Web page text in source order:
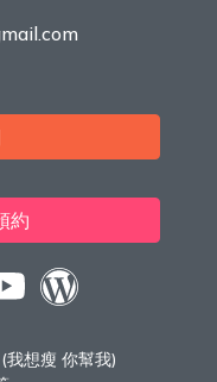
約
想瘦 你幫我)